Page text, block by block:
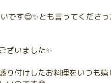
です😊✨とも言ってくださ
ざいました✨
り付けしたお料理をいつも